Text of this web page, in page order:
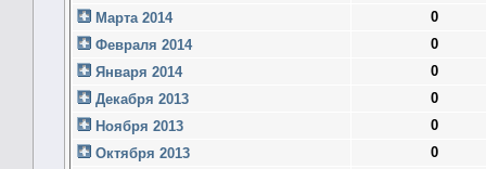
Марта 2014
0
Февраля 2014
0
Января 2014
0
Декабря 2013
0
Ноября 2013
0
Октября 2013
0